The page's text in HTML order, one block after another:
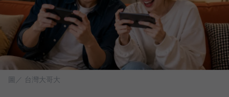
圖／ 台灣大哥大